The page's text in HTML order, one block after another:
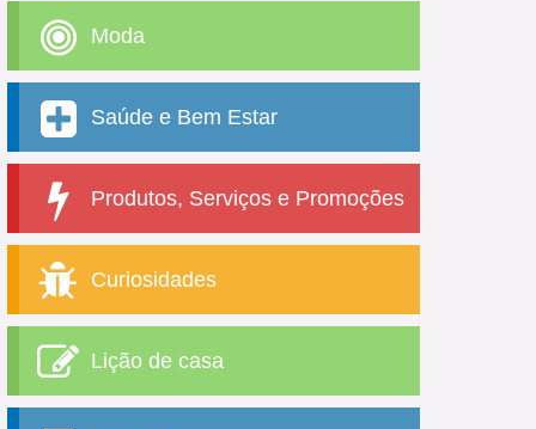
Moda
Saúde e Bem Estar
Produtos, Serviços e Promoções
Curiosidades
Lição de casa